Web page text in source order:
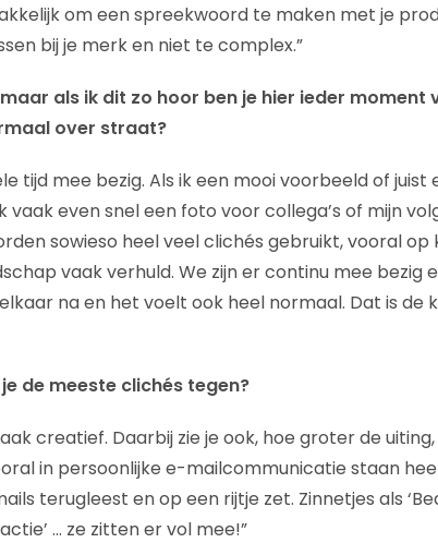
om een spreekwoord te maken met je
bij je merk en niet te complex.”
als ik dit zo hoor ben je hier ieder moment
over straat?
tijd mee bezig. Als ik een mooi voorbeeld of
vaak even snel een foto voor collega’s of mijn
sowieso heel veel clichés gebruikt, vooral
vaak verhuld. We zijn er continu mee bezig
na en het voelt ook heel normaal. Dat is de
de meeste clichés tegen?
creatief. Daarbij zie je ook, hoe groter de
in persoonlijke e-mailcommunicatie staan
terugleest en op een rijtje zet. Zinnetjes als
… ze zitten er vol mee!”